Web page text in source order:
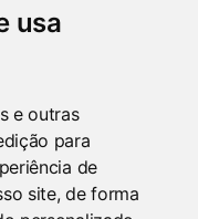
usa
e outras
para
de
site, de forma
- Osório/RS